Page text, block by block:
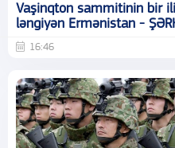
Vaşinqton sammitinin bir
ləngiyən Ermənistan -
16:46